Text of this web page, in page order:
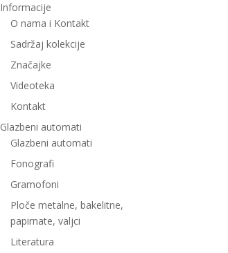
Informacije
O nama i Kontakt
Sadržaj kolekcije
Značajke
Videoteka
Kontakt
Glazbeni automati
Glazbeni automati
Fonografi
Gramofoni
Ploče metalne, bakelitne,
papirnate, valjci
Literatura